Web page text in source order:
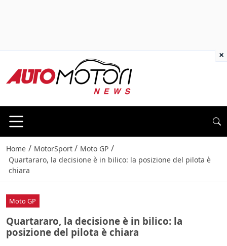
Home / MotorSport / Moto GP /
Quartararo, la decisione è in bilico: la posizione del pilota è
chiara
Moto GP
Quartararo, la decisione è in bilico: la
posizione del pilota è chiara
×